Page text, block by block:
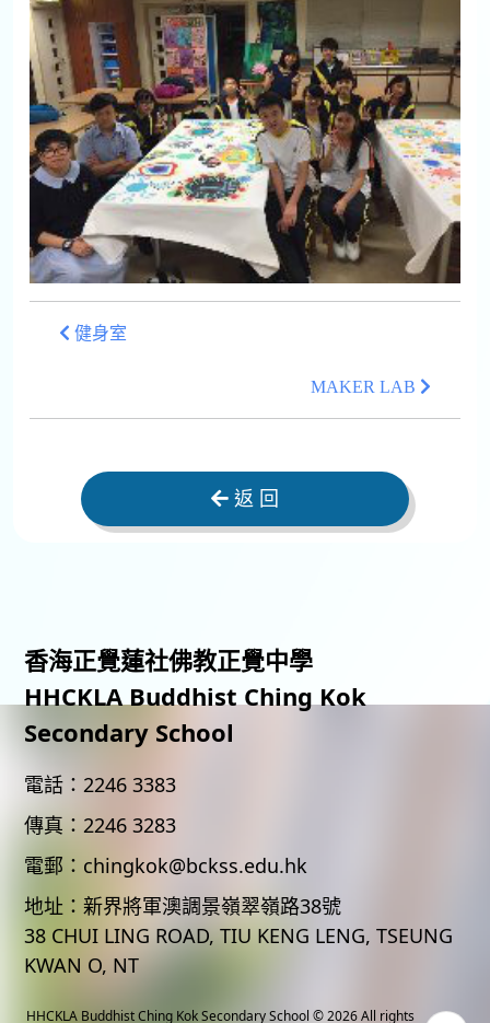
健身室
MAKER LAB
返 回
香海正覺蓮社佛教正覺中學
HHCKLA Buddhist Ching Kok
Secondary School
電話： 2246 3383
傳真： 2246 3283
電郵： chingkok@bckss.edu.hk
地址： 新界將軍澳調景嶺翠嶺路38號
38 CHUI LING ROAD, TIU KENG LENG, TSEUNG
KWAN O, NT
HHCKLA Buddhist Ching Kok Secondary School © 2026 All rights